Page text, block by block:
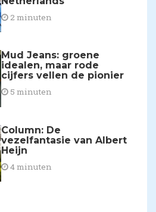
2 minuten
Mud Jeans: groene
idealen, maar rode
cijfers vellen de pionier
5 minuten
Column: De
vezelfantasie van Albert
Heijn
4 minuten